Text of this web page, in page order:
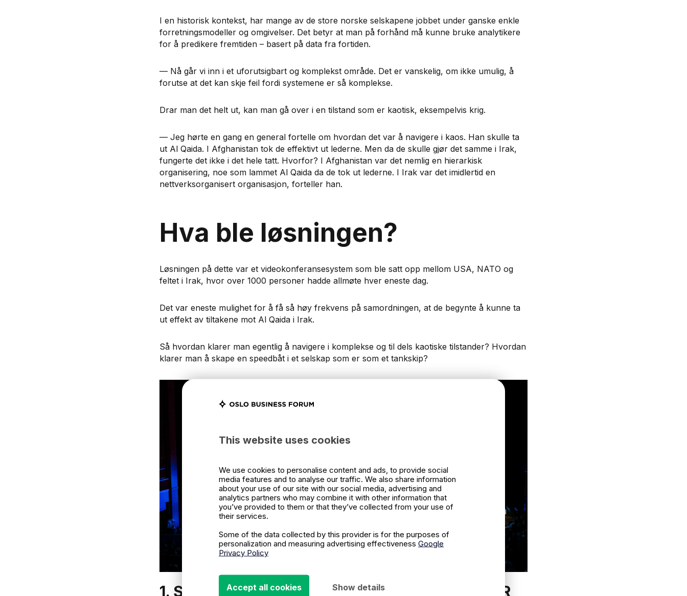
This website uses cookies
We use cookies to personalise content and ads, to provide social
media features and to analyse our traffic. We also share information
about your use of our site with our social media, advertising and
analytics partners who may combine it with other information that
you’ve provided to them or that they’ve collected from your use of
their services.
Some of the data collected by this provider is for the purposes of
personalization and measuring advertising effectiveness Google
Privacy Policy
Accept all cookies Show details
I en historisk kontekst, har mange av de store norske selskapene jobbet under ganske enkle
forretningsmodeller og omgivelser. Det betyr at man på forhånd må kunne bruke analytikere
for å predikere fremtiden – basert på data fra fortiden.
— Nå går vi inn i et uforutsigbart og komplekst område. Det er vanskelig, om ikke umulig, å
forutse at det kan skje feil fordi systemene er så komplekse.
Drar man det helt ut, kan man gå over i en tilstand som er kaotisk, eksempelvis krig.
— Jeg hørte en gang en general fortelle om hvordan det var å navigere i kaos. Han skulle ta
ut Al Qaida. I Afghanistan tok de effektivt ut lederne. Men da de skulle gjør det samme i Irak,
fungerte det ikke i det hele tatt. Hvorfor? I Afghanistan var det nemlig en hierarkisk
organisering, noe som lammet Al Qaida da de tok ut lederne. I Irak var det imidlertid en
nettverksorganisert organisasjon, forteller han.
Hva ble løsningen?
Løsningen på dette var et videokonferansesystem som ble satt opp mellom USA, NATO og
feltet i Irak, hvor over 1000 personer hadde allmøte hver eneste dag.
Det var eneste mulighet for å få så høy frekvens på samordningen, at de begynte å kunne ta
ut effekt av tiltakene mot Al Qaida i Irak.
Så hvordan klarer man egentlig å navigere i komplekse og til dels kaotiske tilstander? Hvordan
klarer man å skape en speedbåt i et selskap som er som et tankskip?
1. SETT FORVENTINGENE RETT OG UNNGÅ FOR